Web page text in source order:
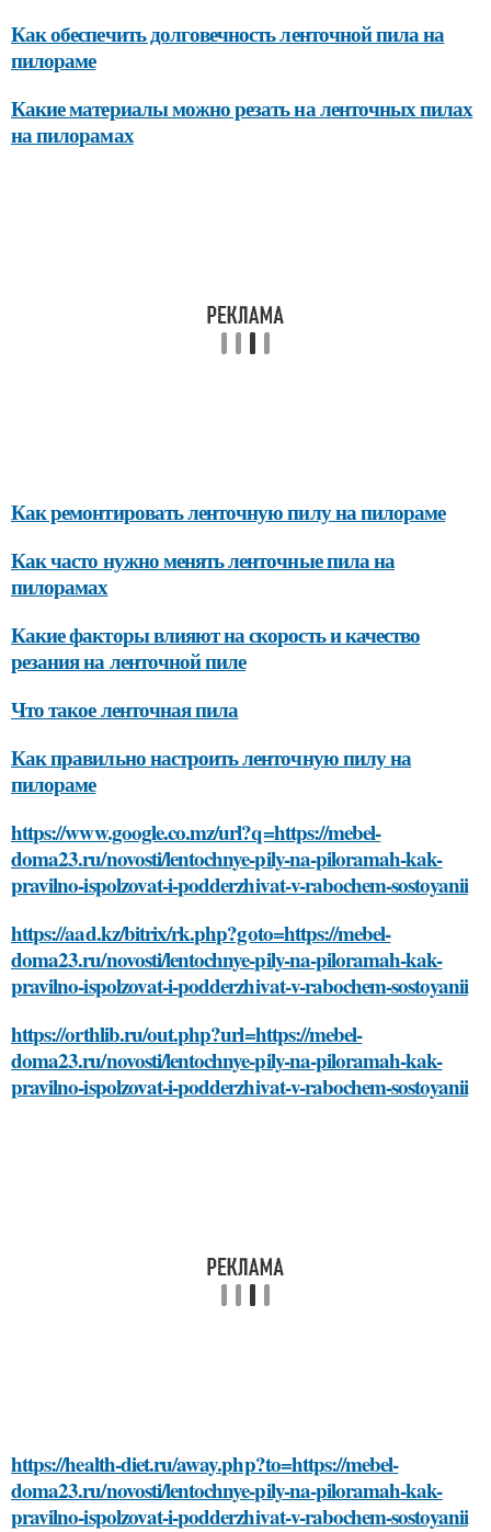
Как обеспечить долговечность ленточной пила на
пилораме
Какие материалы можно резать на ленточных пилах
на пилорамах
Как ремонтировать ленточную пилу на пилораме
Как часто нужно менять ленточные пила на
пилорамах
Какие факторы влияют на скорость и качество
резания на ленточной пиле
Что такое ленточная пила
Как правильно настроить ленточную пилу на
пилораме
https://www.google.co.mz/url?q=https://mebel-
doma23.ru/novosti/lentochnye-pily-na-piloramah-kak-
pravilno-ispolzovat-i-podderzhivat-v-rabochem-sostoyanii
https://aad.kz/bitrix/rk.php?goto=https://mebel-
doma23.ru/novosti/lentochnye-pily-na-piloramah-kak-
pravilno-ispolzovat-i-podderzhivat-v-rabochem-sostoyanii
https://orthlib.ru/out.php?url=https://mebel-
doma23.ru/novosti/lentochnye-pily-na-piloramah-kak-
pravilno-ispolzovat-i-podderzhivat-v-rabochem-sostoyanii
https://health-diet.ru/away.php?to=https://mebel-
doma23.ru/novosti/lentochnye-pily-na-piloramah-kak-
pravilno-ispolzovat-i-podderzhivat-v-rabochem-sostoyanii